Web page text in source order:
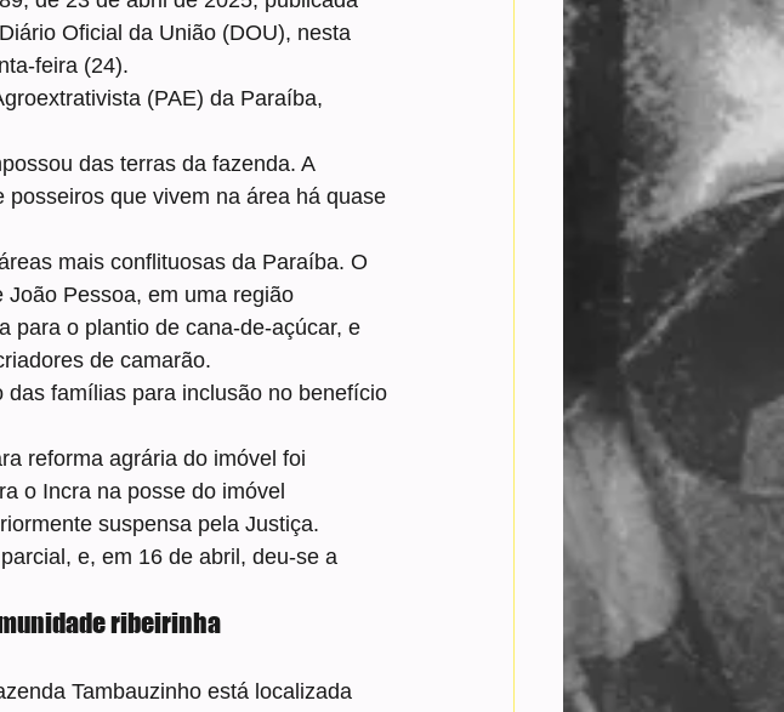
Oficial da União (DOU), nesta
feira (24).
(PAE) da Paraíba,
das terras da fazenda. A
que vivem na área há quase
mais conflituosas da Paraíba. O
Pessoa, em uma região
para o plantio de cana-de-açúcar, e
de camarão.
famílias para inclusão no benefício
reforma agrária do imóvel foi
o Incra na posse do imóvel
suspensa pela Justiça.
e, em 16 de abril, deu-se a
ribeirinha
Tambauzinho está localizada